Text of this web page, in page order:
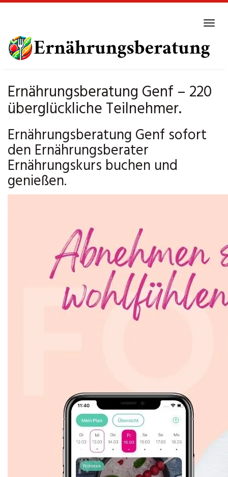
main
content
Ernährungsberatung Genf – 220
überglückliche Teilnehmer.
Ernährungsberatung Genf sofort
den Ernährungsberater
Ernährungskurs buchen und
genießen.